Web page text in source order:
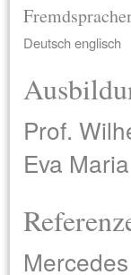
Deutsch englisch
Prof.
Eva